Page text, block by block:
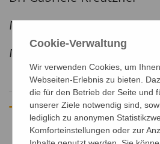
Mobil: 0172 76 78 171
Mail: wandern@demenz-
Teilen:
Cookie-Verwaltung
Wir verwenden Cookies, um
Webseiten-Erlebnis zu bieten.
die für den Betrieb der Seite und
unserer Ziele notwendig sind,
lediglich zu anonymen
Komforteinstellungen oder zur